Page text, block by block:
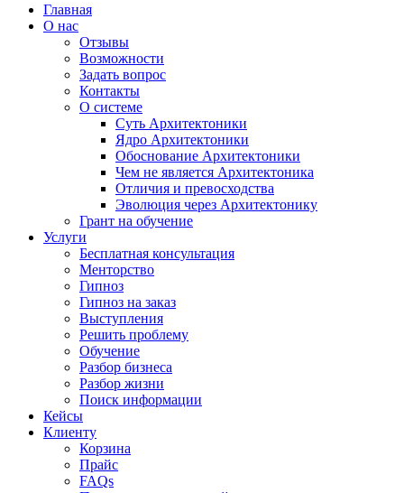
Главная
О нас
Отзывы
Возможности
Задать вопрос
Контакты
О системе
Суть Архитектоники
Ядро Архитектоники
Обоснование Архитектоники
Чем не является Архитектоника
Отличия и превосходства
Эволюция через Архитектонику
Грант на обучение
Услуги
Бесплатная консультация
Менторство
Гипноз
Гипноз на заказ
Выступления
Решить проблему
Обучение
Разбор бизнеса
Разбор жизни
Поиск информации
Кейсы
Клиенту
Корзина
Прайс
FAQs